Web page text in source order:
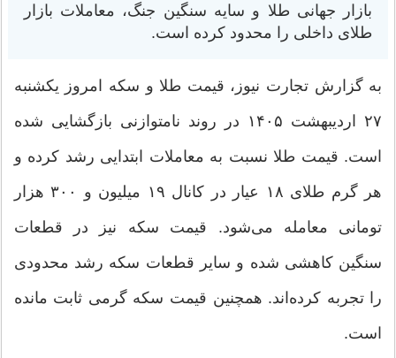
بازار جهانی طلا و سایه سنگین جنگ، معاملات بازار
طلای داخلی را محدود کرده است.
به گزارش تجارت نیوز، قیمت طلا و سکه امروز یکشنبه
۲۷ اردیبهشت ۱۴۰۵ در روند نامتوازنی بازگشایی شده
است. قیمت طلا نسبت به معاملات ابتدایی رشد کرده و
هر گرم طلای ۱۸ عیار در کانال ۱۹ میلیون و ۳۰۰ هزار
تومانی معامله می‌شود. قیمت سکه نیز در قطعات
سنگین کاهشی شده و سایر قطعات سکه رشد محدودی
را تجربه کرده‌اند. همچنین قیمت سکه گرمی ثابت مانده
است.